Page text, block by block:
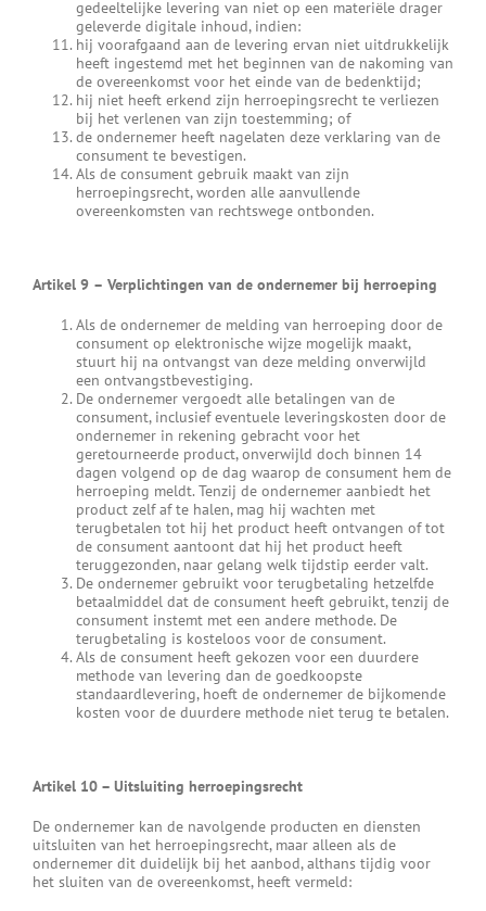
gedeeltelijke levering van niet op een materiële drager
geleverde digitale inhoud, indien:
hij voorafgaand aan de levering ervan niet uitdrukkelijk
heeft ingestemd met het beginnen van de nakoming van
de overeenkomst voor het einde van de bedenktijd;
hij niet heeft erkend zijn herroepingsrecht te verliezen
bij het verlenen van zijn toestemming; of
de ondernemer heeft nagelaten deze verklaring van de
consument te bevestigen.
Als de consument gebruik maakt van zijn
herroepingsrecht, worden alle aanvullende
overeenkomsten van rechtswege ontbonden.
Artikel 9 – Verplichtingen van de ondernemer bij herroeping
Als de ondernemer de melding van herroeping door de
consument op elektronische wijze mogelijk maakt,
stuurt hij na ontvangst van deze melding onverwijld
een ontvangstbevestiging.
De ondernemer vergoedt alle betalingen van de
consument, inclusief eventuele leveringskosten door de
ondernemer in rekening gebracht voor het
geretourneerde product, onverwijld doch binnen 14
dagen volgend op de dag waarop de consument hem de
herroeping meldt. Tenzij de ondernemer aanbiedt het
product zelf af te halen, mag hij wachten met
terugbetalen tot hij het product heeft ontvangen of tot
de consument aantoont dat hij het product heeft
teruggezonden, naar gelang welk tijdstip eerder valt.
De ondernemer gebruikt voor terugbetaling hetzelfde
betaalmiddel dat de consument heeft gebruikt, tenzij de
consument instemt met een andere methode. De
terugbetaling is kosteloos voor de consument.
Als de consument heeft gekozen voor een duurdere
methode van levering dan de goedkoopste
standaardlevering, hoeft de ondernemer de bijkomende
kosten voor de duurdere methode niet terug te betalen.
Artikel 10 – Uitsluiting herroepingsrecht
De ondernemer kan de navolgende producten en diensten
uitsluiten van het herroepingsrecht, maar alleen als de
ondernemer dit duidelijk bij het aanbod, althans tijdig voor
het sluiten van de overeenkomst, heeft vermeld: